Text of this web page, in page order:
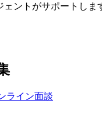
ェントがサポートしま
ライン面談